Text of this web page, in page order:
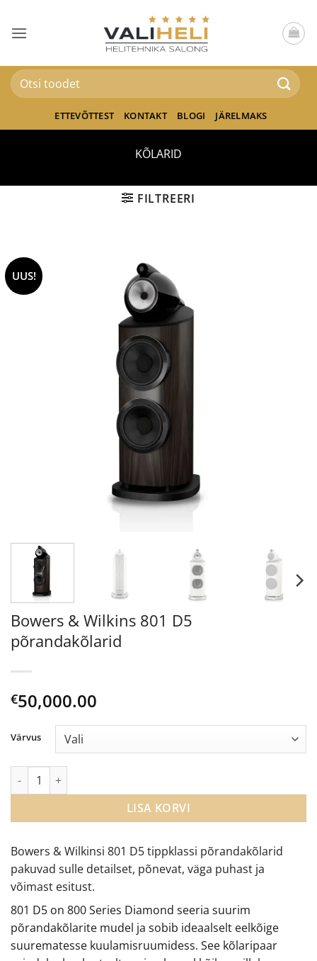
content
Otsi:
ETTEVÕTTEST KONTAKT BLOGI JÄRELMAKS
KÕLARID
FILTREERI
UUS!
Bowers & Wilkins 801 D5
põrandakõlarid
€50,000.00
Bowers & Wilkinsi 801 D5 tippklassi põrandakõlarid
pakuvad sulle detailset, põnevat, väga puhast ja
võimast esitust.
801 D5 on 800 Series Diamond seeria suurim
põrandakõlarite mudel ja sobib ideaalselt eelkõige
suurematesse kuulamisruumidess. See kõlaripaar
Värvus
Bowers & Wilkins 801 D5 põrandakõlarid kogus
LISA KORVI